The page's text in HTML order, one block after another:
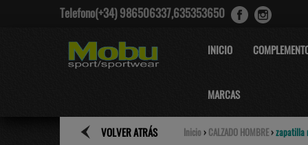
Telefono(+34) 986506337,635353650
INICIO
MARCAS
VOLVER ATRÁS Inicio › CALZADO HOMBRE ›zapatilla